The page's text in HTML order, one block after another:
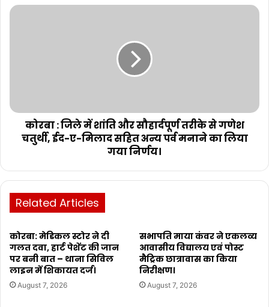
कोरबा : जिले में शांति और सौहार्दपूर्ण तरीके से गणेश
चतुर्थी, ईद-ए-मिलाद सहित अन्य पर्व मनाने का लिया
गया निर्णय।
Related Articles
कोरबा: मेडिकल स्टोर ने दी
गलत दवा, हार्ट पेशेंट की जान
पर बनी बात – थाना सिविल
लाइन में शिकायत दर्ज।
August 7, 2026
सभापति माया कंवर ने एकलव्य
आवासीय विद्यालय एवं पोस्ट
मैट्रिक छात्रावास का किया
निरीक्षण।
August 7, 2026